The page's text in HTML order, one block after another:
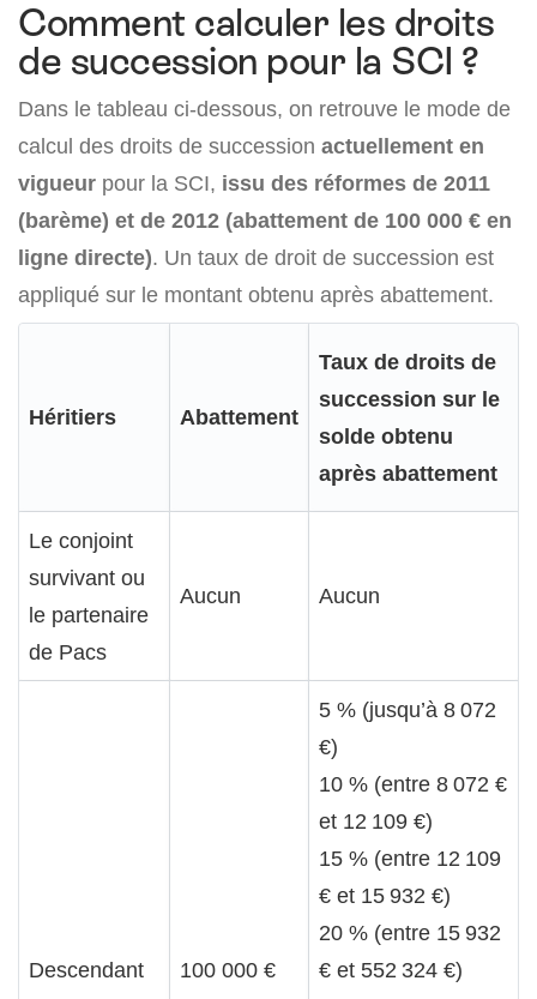
Comment calculer les droits
de succession pour la SCI ?
Dans le tableau ci-dessous, on retrouve le mode de
calcul des droits de succession actuellement en
vigueur pour la SCI, issu des réformes de 2011
(barème) et de 2012 (abattement de 100 000 € en
ligne directe). Un taux de droit de succession est
appliqué sur le montant obtenu après abattement.
Héritiers Abattement
Taux de droits de
succession sur le
solde obtenu
après abattement
Le conjoint
survivant ou
le partenaire
de Pacs
Aucun Aucun
Descendant 100 000 €
5 % (jusqu’à 8 072
€)
10 % (entre 8 072 €
et 12 109 €)
15 % (entre 12 109
€ et 15 932 €)
20 % (entre 15 932
€ et 552 324 €)